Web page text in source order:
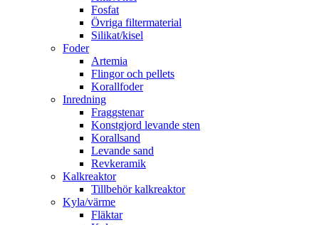
Fosfat
Övriga filtermaterial
Silikat/kisel
Foder
Artemia
Flingor och pellets
Korallfoder
Inredning
Fraggstenar
Konstgjord levande sten
Korallsand
Levande sand
Revkeramik
Kalkreaktor
Tillbehör kalkreaktor
Kyla/värme
Fläktar